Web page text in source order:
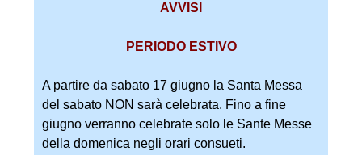
AVVISI
PERIODO ESTIVO
A partire da sabato 17 giugno la Santa Messa
del sabato NON sarà celebrata. Fino a fine
giugno verranno celebrate solo le Sante Messe
della domenica negli orari consueti.